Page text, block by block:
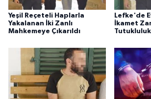
Yeşil Reçeteli Haplarla
Yakalanan İki Zanlı
Mahkemeye Çıkarıldı
Lefke'de
İkamet
Tutukluluk